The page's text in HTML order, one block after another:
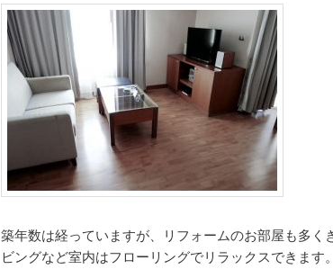
築年数は経っていますが、リフォームのお部屋も多く
ビングなど室内はフローリングでリラックスできます。